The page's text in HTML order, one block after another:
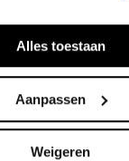
Alles toestaan
Aanpassen
Weigeren